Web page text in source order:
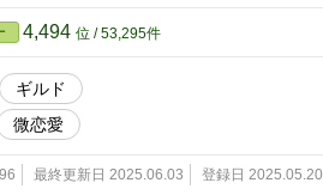
も励みになります。ぜひ気軽にひとことでも残
4,494 位 / 53,295件
ギルド
微恋愛
最終更新日 2025.06.03 登録日 2025.05.20